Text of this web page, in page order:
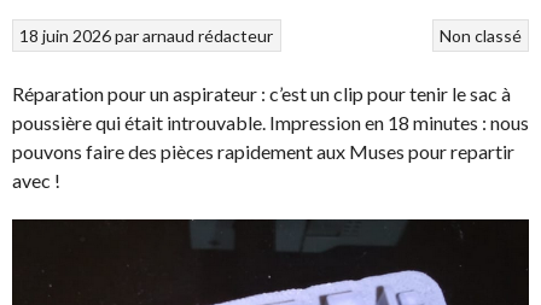
Non classé
18 juin 2026pararnaud rédacteur
Réparation pour un aspirateur : c’est un clip pour tenir le sac à
poussière qui était introuvable. Impression en 18 minutes : nous
pouvons faire des pièces rapidement aux Muses pour repartir
avec !